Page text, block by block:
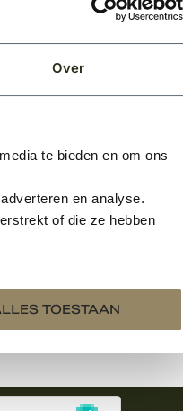
Over
te bieden en om ons
en analyse.
of die ze hebben
TOESTAAN